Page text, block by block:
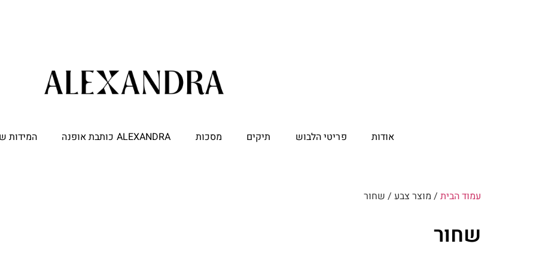
אודות פריטי הלבוש תיקים מסכות ALEXANDRA כותבת אופנה המידות
עמוד הבית / מוצר צבע / שחור
שחור